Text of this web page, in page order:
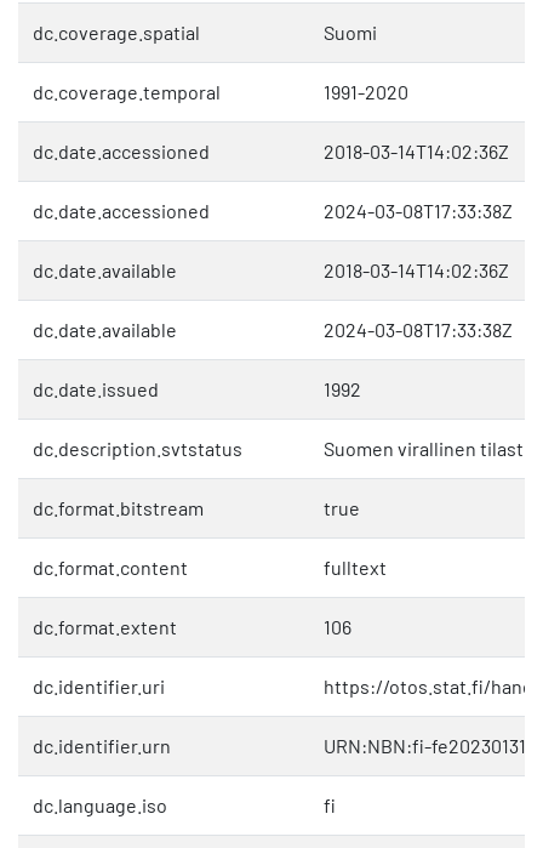
dc.coverage.spatial Suomi
dc.coverage.temporal 1991-2020
dc.date.accessioned 2018-03-14T14:02:36Z
dc.date.accessioned 2024-03-08T17:33:38Z
dc.date.available 2018-03-14T14:02:36Z
dc.date.available 2024-03-08T17:33:38Z
dc.date.issued 1992
dc.description.svtstatus Suomen virallinen tilasto
dc.format.bitstream true
dc.format.content fulltext
dc.format.extent 106
dc.identifier.uri https://otos.stat.fi/
dc.identifier.urn URN:NBN:fi-
dc.language.iso fi